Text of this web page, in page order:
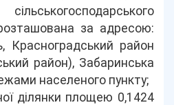
за адресою:
Красноградський район
район), Забаринська
населеного пункту;
ділянки площею 0,1424